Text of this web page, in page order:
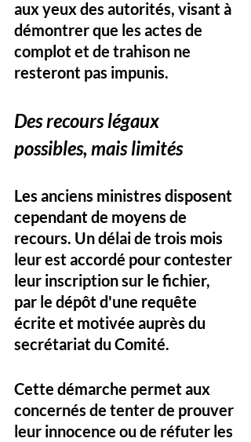
aux yeux des autorités, visant à
démontrer que les actes de
complot et de trahison ne
resteront pas impunis.
Des recours légaux
possibles, mais limités
Les anciens ministres disposent
cependant de moyens de
recours. Un délai de trois mois
leur est accordé pour contester
leur inscription sur le fichier,
par le dépôt d'une requête
écrite et motivée auprès du
secrétariat du Comité.
Cette démarche permet aux
concernés de tenter de prouver
leur innocence ou de réfuter les